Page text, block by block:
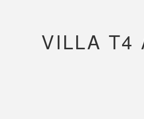
VILLA T4